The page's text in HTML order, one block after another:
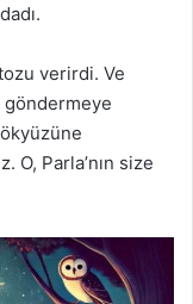
verirdi. Ve
göndermeye
O, Parla’nın size